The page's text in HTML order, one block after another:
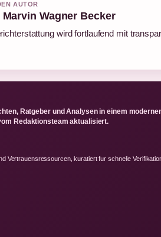
AUTOR
Marvin Wagner Becker
wird fortlaufend mit
Ratgeber und Analysen in einem
Redaktionsteam aktualisiert.
Vertrauensressourcen, kuratiert fur schnelle